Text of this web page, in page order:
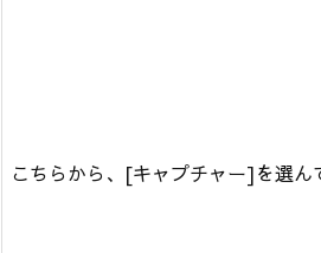
こちらから、[キャプチャー]を選ん